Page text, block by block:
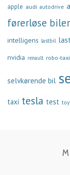
apple audi autodrive
førerløse biler
intelligens lastbil
nvidia renault robo-taxi
selvkørende bil
taxi tesla test